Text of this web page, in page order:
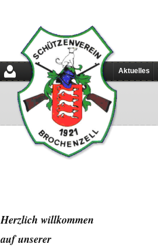
Aktuelles
Herzlich willkommen
auf unserer